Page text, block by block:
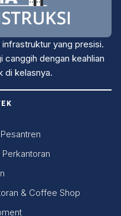
yang presisi.
canggih dengan keahlian
di kelasnya.
& Coffee Shop